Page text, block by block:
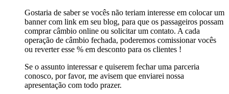
Gostaria de saber se vocês não teriam interesse em colocar um
banner com link em seu blog, para que os passageiros possam
comprar câmbio online ou solicitar um contato. A cada
operação de câmbio fechada, poderemos comissionar vocês
ou reverter esse % em desconto para os clientes !
Se o assunto interessar e quiserem fechar uma parceria
conosco, por favor, me avisem que enviarei nossa
apresentação com todo prazer.